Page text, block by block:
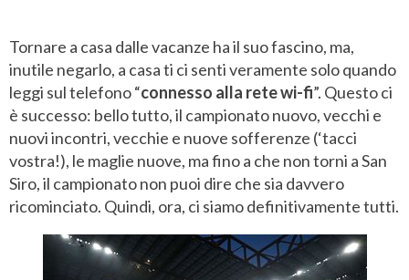
Tornare a casa dalle vacanze ha il suo fascino, ma,
inutile negarlo, a casa ti ci senti veramente solo quando
leggi sul telefono “connesso alla rete wi-fi”. Questo ci
è successo: bello tutto, il campionato nuovo, vecchi e
nuovi incontri, vecchie e nuove sofferenze (‘tacci
vostra!), le maglie nuove, ma fino a che non torni a San
Siro, il campionato non puoi dire che sia davvero
ricominciato. Quindi, ora, ci siamo definitivamente tutti.